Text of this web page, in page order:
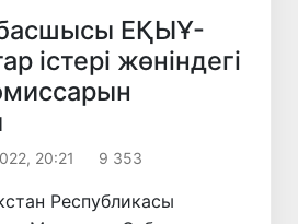
ЕҚЫҰ-
істері жөніндегі
20:21 9 353
Республикасы